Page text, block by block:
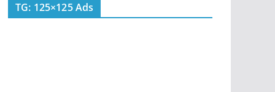
TG: 125×125 Ads